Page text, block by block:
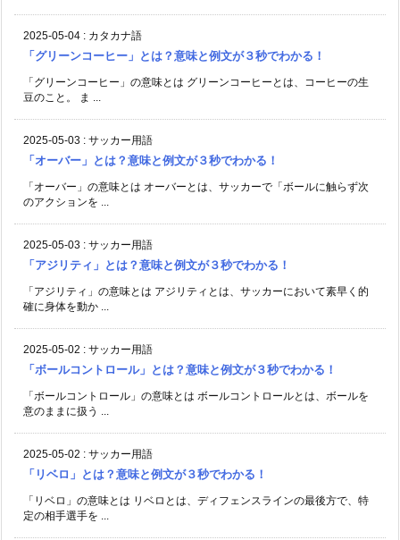
2025-05-04 : カタカナ語
「グリーンコーヒー」とは？意味と例文が３秒でわかる！
「グリーンコーヒー」の意味とは グリーンコーヒーとは、コーヒーの生
豆のこと。 ま ...
2025-05-03 : サッカー用語
「オーバー」とは？意味と例文が３秒でわかる！
「オーバー」の意味とは オーバーとは、サッカーで「ボールに触らず次
のアクションを ...
2025-05-03 : サッカー用語
「アジリティ」とは？意味と例文が３秒でわかる！
「アジリティ」の意味とは アジリティとは、サッカーにおいて素早く的
確に身体を動か ...
2025-05-02 : サッカー用語
「ボールコントロール」とは？意味と例文が３秒でわかる！
「ボールコントロール」の意味とは ボールコントロールとは、ボールを
意のままに扱う ...
2025-05-02 : サッカー用語
「リベロ」とは？意味と例文が３秒でわかる！
「リベロ」の意味とは リベロとは、ディフェンスラインの最後方で、特
定の相手選手を ...